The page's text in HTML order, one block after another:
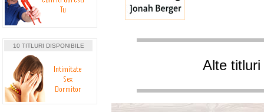
10 TITLURI DISPONIBILE
Alte